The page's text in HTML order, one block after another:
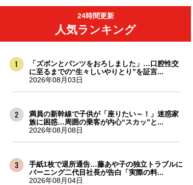
24時間更新
人気ランキング
「ズボンとパンツをおろしました」…口腔性交
に至るまでの“生々しいやりとり”を証言...
2026年08月03日
満員の新幹線で子供が「座りたい～！」迷惑家
族に困惑…周囲の乗客が内心“スカッ”と...
2026年08月08日
手紙1枚で退所通告…藤あや子の独立トラブルに
バーニング二代目社長が告白「実際の料...
2026年08月04日